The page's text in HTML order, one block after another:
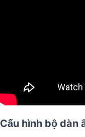
Cấu hình bộ dàn